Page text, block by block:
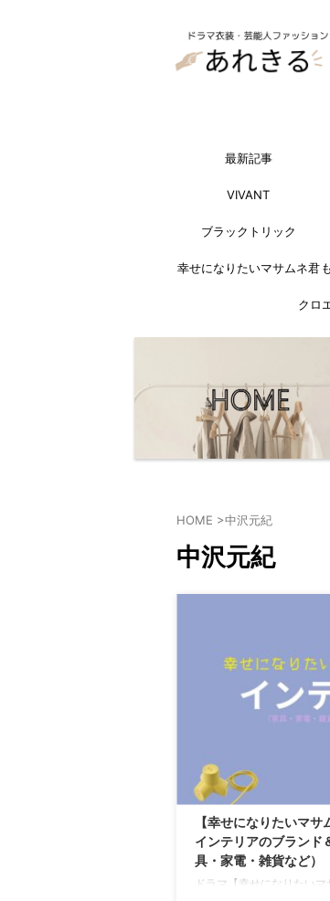
最新記事
VIVANT
ブラックトリック
幸せになりたいマサムネ君
クロ
HOME >中沢元紀
中沢元紀
【幸せになりたいマ
インテリアのブランド
具・家電・雑貨など）
ドラマ【幸せになりたいマ